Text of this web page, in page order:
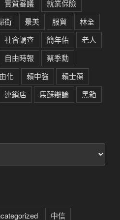
實質審議
就業保險
街 景美 服貿
林全
社會調查 簡年佑
老人
自由時報
蔡季勳
化 賴中強
賴士葆
連鎖店 馬蘇辯論 黑箱
中信